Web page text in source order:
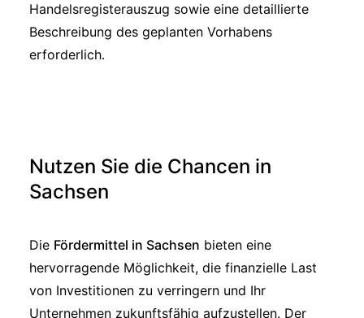
Handelsregisterauszug sowie eine detaillierte
Beschreibung des geplanten Vorhabens
erforderlich.
Nutzen Sie die Chancen in
Sachsen
Die Fördermittel in Sachsen bieten eine
hervorragende Möglichkeit, die finanzielle Last
von Investitionen zu verringern und Ihr
Unternehmen zukunftsfähig aufzustellen. Der